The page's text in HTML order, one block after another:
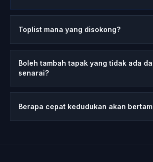
Toplist mana yang disokong?
Boleh tambah tapak yang tidak ada
senarai?
Berapa cepat kedudukan akan